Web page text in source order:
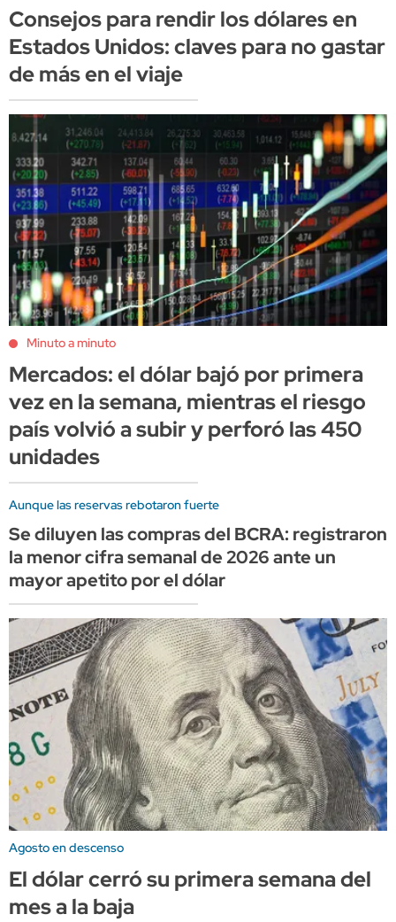
Consejos para rendir los dólares en
Estados Unidos: claves para no gastar
de más en el viaje
Minuto a minuto
Mercados: el dólar bajó por primera
vez en la semana, mientras el riesgo
país volvió a subir y perforó las 450
unidades
Aunque las reservas rebotaron fuerte
Se diluyen las compras del BCRA: registraron
la menor cifra semanal de 2026 ante un
mayor apetito por el dólar
Agosto en descenso
El dólar cerró su primera semana del
mes a la baja